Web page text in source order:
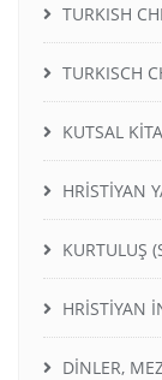
TURKISH
TURKISCH
KUTSAL
HRİSTİYAN
KURTULUŞ
HRİSTİYAN
DİNLER,